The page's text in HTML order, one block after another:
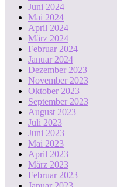
Juni 2024
Mai 2024
April 2024
März 2024
Februar 2024
Januar 2024
Dezember 2023
November 2023
Oktober 2023
September 2023
August 2023
Juli 2023
Juni 2023
Mai 2023
April 2023
März 2023
Februar 2023